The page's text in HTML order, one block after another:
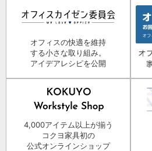
オフィスの快適を維持
する小さな取り組み。
アイデアレシピを公開
4,000アイテム以上が揃う
コクヨ家具初の
公式オンラインショップ